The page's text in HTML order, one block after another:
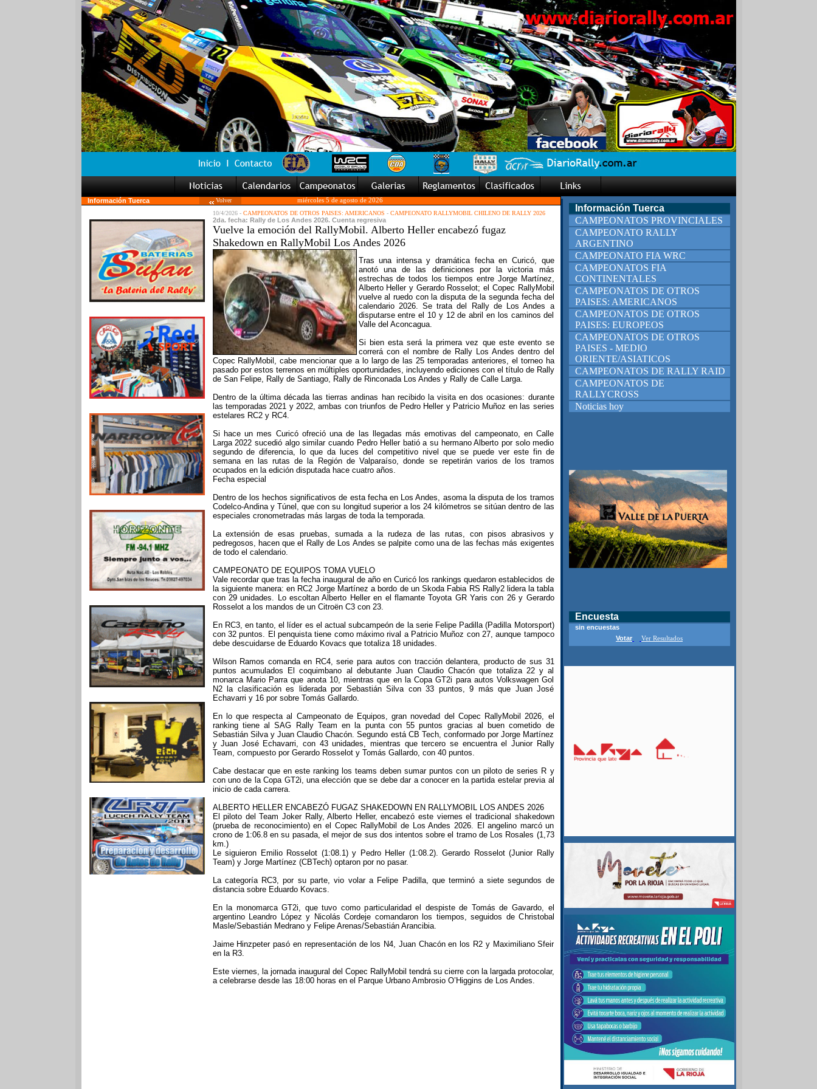
Información Tuerca Volver miércoles 5 de agosto de 2026
Información Tuerca
CAMPEONATOS PROVINCIALES
CAMPEONATO RALLY
ARGENTINO
CAMPEONATO FIA WRC
CAMPEONATOS FIA
CONTINENTALES
CAMPEONATOS DE OTROS
PAISES: AMERICANOS
CAMPEONATOS DE OTROS
PAISES: EUROPEOS
CAMPEONATOS DE OTROS
PAISES - MEDIO
ORIENTE/ASIATICOS
CAMPEONATOS DE RALLY RAID
CAMPEONATOS DE
RALLYCROSS
Noticias hoy
Encuesta
sin encuestas
Votar
Ver Resultados
10/4/2026 - CAMPEONATOS DE OTROS PAISES: AMERICANOS - CAMPEONATO RALLYMOBIL CHILENO DE RALLY 2026
2da. fecha: Rally de Los Andes 2026. Cuenta regresiva
Vuelve la emoción del RallyMobil. Alberto Heller encabezó fugaz
Shakedown en RallyMobil Los Andes 2026
Tras una intensa y dramática fecha en Curicó, que
anotó una de las definiciones por la victoria más
estrechas de todos los tiempos entre Jorge Martínez,
Alberto Heller y Gerardo Rosselot; el Copec RallyMobil
vuelve al ruedo con la disputa de la segunda fecha del
calendario 2026. Se trata del Rally de Los Andes a
disputarse entre el 10 y 12 de abril en los caminos del
Valle del Aconcagua.
Si bien esta será la primera vez que este evento se
correrá con el nombre de Rally Los Andes dentro del
Copec RallyMobil, cabe mencionar que a lo largo de las 25 temporadas anteriores, el torneo ha
pasado por estos terrenos en múltiples oportunidades, incluyendo ediciones con el título de Rally
de San Felipe, Rally de Santiago, Rally de Rinconada Los Andes y Rally de Calle Larga.
Dentro de la última década las tierras andinas han recibido la visita en dos ocasiones: durante
las temporadas 2021 y 2022, ambas con triunfos de Pedro Heller y Patricio Muñoz en las series
estelares RC2 y RC4.
Si hace un mes Curicó ofreció una de las llegadas más emotivas del campeonato, en Calle
Larga 2022 sucedió algo similar cuando Pedro Heller batió a su hermano Alberto por solo medio
segundo de diferencia, lo que da luces del competitivo nivel que se puede ver este fin de
semana en las rutas de la Región de Valparaíso, donde se repetirán varios de los tramos
ocupados en la edición disputada hace cuatro años.
Fecha especial
Dentro de los hechos significativos de esta fecha en Los Andes, asoma la disputa de los tramos
Codelco-Andina y Túnel, que con su longitud superior a los 24 kilómetros se sitúan dentro de las
especiales cronometradas más largas de toda la temporada.
La extensión de esas pruebas, sumada a la rudeza de las rutas, con pisos abrasivos y
pedregosos, hacen que el Rally de Los Andes se palpite como una de las fechas más exigentes
de todo el calendario.
CAMPEONATO DE EQUIPOS TOMA VUELO
Vale recordar que tras la fecha inaugural de año en Curicó los rankings quedaron establecidos de
la siguiente manera: en RC2 Jorge Martínez a bordo de un Skoda Fabia RS Rally2 lidera la tabla
con 29 unidades. Lo escoltan Alberto Heller en el flamante Toyota GR Yaris con 26 y Gerardo
Rosselot a los mandos de un Citroën C3 con 23.
En RC3, en tanto, el líder es el actual subcampeón de la serie Felipe Padilla (Padilla Motorsport)
con 32 puntos. El penquista tiene como máximo rival a Patricio Muñoz con 27, aunque tampoco
debe descuidarse de Eduardo Kovacs que totaliza 18 unidades.
Wilson Ramos comanda en RC4, serie para autos con tracción delantera, producto de sus 31
puntos acumulados El coquimbano al debutante Juan Claudio Chacón que totaliza 22 y al
monarca Mario Parra que anota 10, mientras que en la Copa GT2i para autos Volkswagen Gol
N2 la clasificación es liderada por Sebastián Silva con 33 puntos, 9 más que Juan José
Echavarri y 16 por sobre Tomás Gallardo.
En lo que respecta al Campeonato de Equipos, gran novedad del Copec RallyMobil 2026, el
ranking tiene al SAG Rally Team en la punta con 55 puntos gracias al buen cometido de
Sebastián Silva y Juan Claudio Chacón. Segundo está CB Tech, conformado por Jorge Martínez
y Juan José Echavarri, con 43 unidades, mientras que tercero se encuentra el Junior Rally
Team, compuesto por Gerardo Rosselot y Tomás Gallardo, con 40 puntos.
Cabe destacar que en este ranking los teams deben sumar puntos con un piloto de series R y
con uno de la Copa GT2i, una elección que se debe dar a conocer en la partida estelar previa al
inicio de cada carrera.
ALBERTO HELLER ENCABEZÓ FUGAZ SHAKEDOWN EN RALLYMOBIL LOS ANDES 2026
El piloto del Team Joker Rally, Alberto Heller, encabezó este viernes el tradicional shakedown
(prueba de reconocimiento) en el Copec RallyMobil de Los Andes 2026. El angelino marcó un
crono de 1:06.8 en su pasada, el mejor de sus dos intentos sobre el tramo de Los Rosales (1,73
km.)
Le siguieron Emilio Rosselot (1:08.1) y Pedro Heller (1:08.2). Gerardo Rosselot (Junior Rally
Team) y Jorge Martínez (CBTech) optaron por no pasar.
La categoría RC3, por su parte, vio volar a Felipe Padilla, que terminó a siete segundos de
distancia sobre Eduardo Kovacs.
En la monomarca GT2i, que tuvo como particularidad el despiste de Tomás de Gavardo, el
argentino Leandro López y Nicolás Cordeje comandaron los tiempos, seguidos de Christobal
Masle/Sebastián Medrano y Felipe Arenas/Sebastián Arancibia.
Jaime Hinzpeter pasó en representación de los N4, Juan Chacón en los R2 y Maximiliano Sfeir
en la R3.
Este viernes, la jornada inaugural del Copec RallyMobil tendrá su cierre con la largada protocolar,
a celebrarse desde las 18:00 horas en el Parque Urbano Ambrosio O’Higgins de Los Andes.